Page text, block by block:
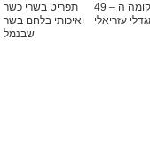
2C- הקומה ה – 49
עזריאלי
תפריט בשרי כשר
ואיכותי בלחם בשר
שבנמל